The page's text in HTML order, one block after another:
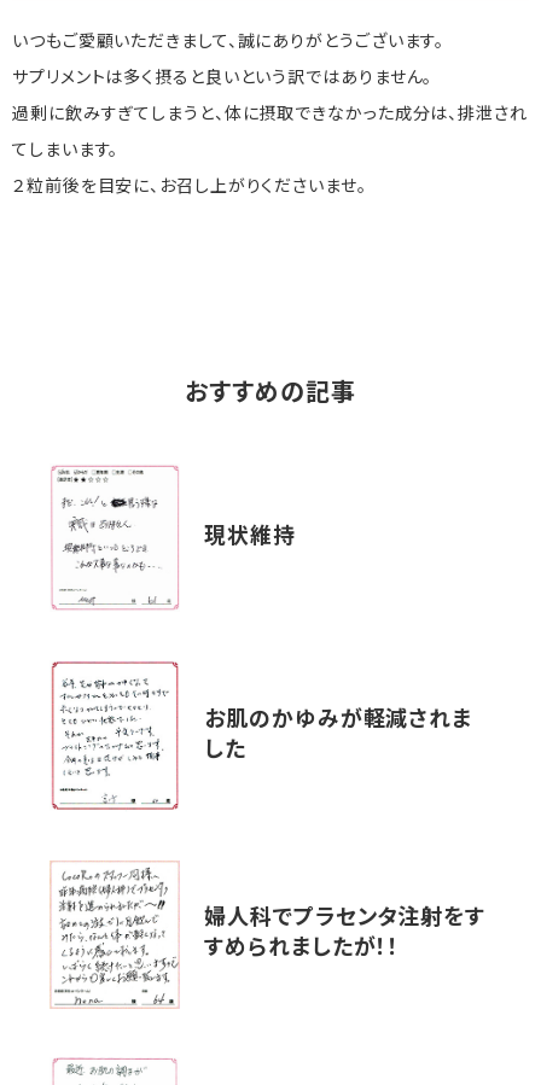
いつもご愛顧いただきまして、誠にありがとうございます。
サプリメントは多く摂ると良いという訳ではありません。
過剰に飲みすぎてしまうと、体に摂取できなかった成分は、排泄され
てしまいます。
２粒前後を目安に、お召し上がりくださいませ。
おすすめの記事
現状維持
お肌のかゆみが軽減されま
した
婦人科でプラセンタ注射をす
すめられましたが！！